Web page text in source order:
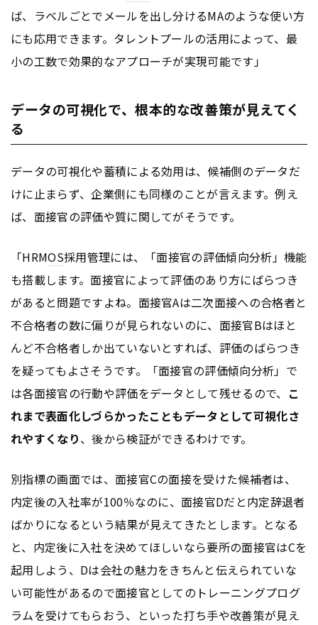
ば、ラベルごとでメールを出し分けるMAのような使い方
にも応用できます。タレントプールの活用によって、最
小の工数で効果的なアプローチが実現可能です」
データの可視化で、根本的な改善策が見えてく
る
データの可視化や蓄積による効用は、候補側のデータだ
けに止まらず、企業側にも同様のことが言えます。例え
ば、面接官の評価や質に関してがそうです。
「HRMOS採用管理には、「面接官の評価傾向分析」機能
も搭載します。面接官によって評価のあり方にばらつき
があると問題ですよね。面接官Aは二次面接への合格者と
不合格者の数に偏りが見られないのに、面接官Bはほと
んど不合格者しか出ていないとすれば、評価のばらつき
を疑ってもよさそうです。「面接官の評価傾向分析」で
は各面接官の行動や評価をデータとして残せるので、 こ
れまで表面化しづらかったこともデータとして可視化さ
れやすくなり、後から検証ができるわけです。
別指標の画面では、面接官Cの面接を受けた候補者は、
内定後の入社率が100％なのに、面接官Dだと内定辞退者
ばかりになるという結果が見えてきたとします。となる
と、内定後に入社を決めてほしいなら要所の面接官はCを
起用しよう、Dは会社の魅力をきちんと伝えられていな
い可能性があるので面接官としてのトレーニングプログ
ラムを受けてもらおう、といった打ち手や改善策が見え